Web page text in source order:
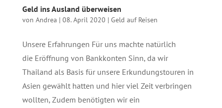
Geld ins Ausland überweisen
von Andrea | 08. April 2020 | Geld auf Reisen
Unsere Erfahrungen Für uns machte natürlich
die Eröffnung von Bankkonten Sinn, da wir
Thailand als Basis für unsere Erkundungstouren in
Asien gewählt hatten und hier viel Zeit verbringen
wollten, Zudem benötigten wir ein